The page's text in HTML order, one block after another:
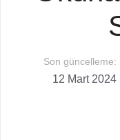
Son güncelleme:
12 Mart 2024